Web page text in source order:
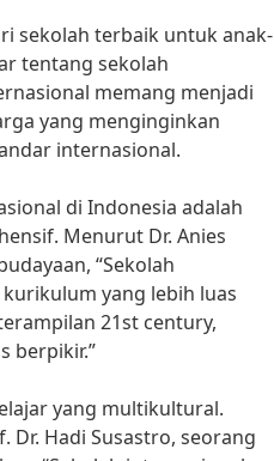
sekolah terbaik untuk anak-
tentang sekolah
memang menjadi
yang menginginkan
internasional.
di Indonesia adalah
Menurut Dr. Anies
“Sekolah
yang lebih luas
21st century,
berpikir.”
yang multikultural.
Dr. Hadi Susastro, seorang